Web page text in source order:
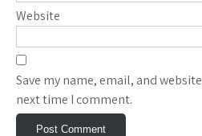
Website
Save my name, email, and
next time I comment.